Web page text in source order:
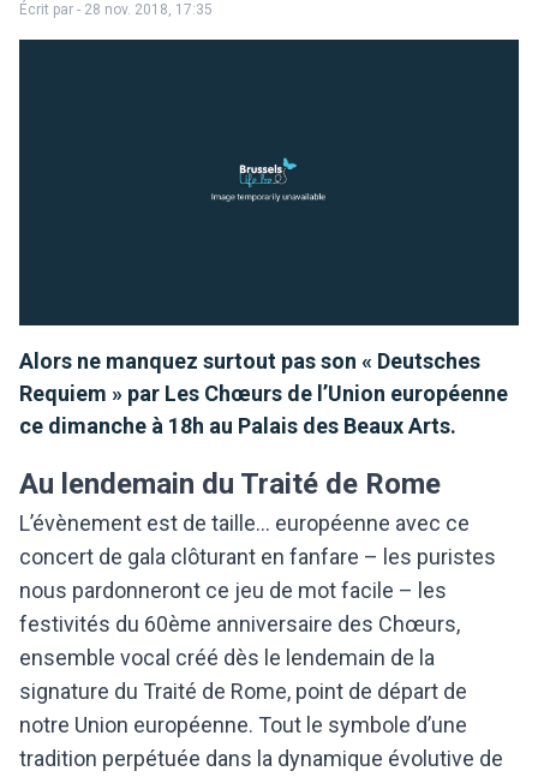
Écrit par - 28 nov. 2018, 17:35
Alors ne manquez surtout pas son « Deutsches
Requiem » par Les Chœurs de l’Union européenne
ce dimanche à 18h au Palais des Beaux Arts.
Au lendemain du Traité de Rome
L’évènement est de taille… européenne avec ce
concert de gala clôturant en fanfare – les puristes
nous pardonneront ce jeu de mot facile – les
festivités du 60ème anniversaire des Chœurs,
ensemble vocal créé dès le lendemain de la
signature du Traité de Rome, point de départ de
notre Union européenne. Tout le symbole d’une
tradition perpétuée dans la dynamique évolutive de